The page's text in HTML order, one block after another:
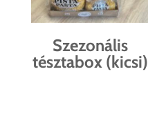
Szezonális
tésztabox (kicsi)